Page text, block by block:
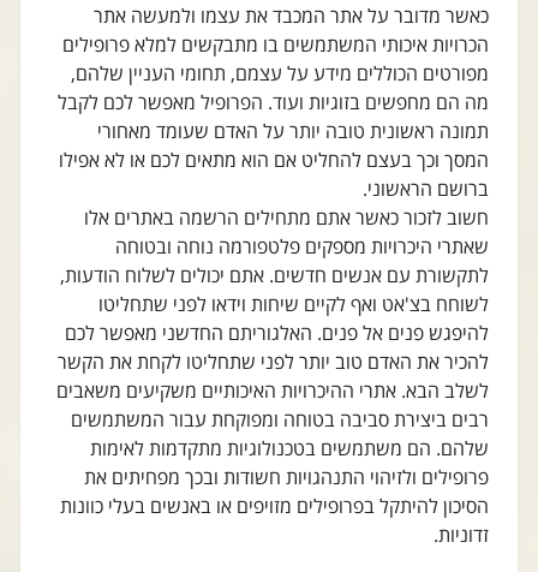
כאשר מדובר על אתר המכבד את עצמו ולמעשה אתר
הכרויות איכותי המשתמשים בו מתבקשים למלא פרופילים
מפורטים הכוללים מידע על עצמם, תחומי העניין שלהם,
מה הם מחפשים בזוגיות ועוד. הפרופיל מאפשר לכם לקבל
תמונה ראשונית טובה יותר על האדם שעומד מאחורי
המסך וכך בעצם להחליט אם הוא מתאים לכם או לא אפילו
ברושם הראשוני.
חשוב לזכור כאשר אתם מתחילים הרשמה באתרים אלו
שאתרי היכרויות מספקים פלטפורמה נוחה ובטוחה
לתקשורת עם אנשים חדשים. אתם יכולים לשלוח הודעות,
לשוחח בצ'אט ואף לקיים שיחות וידאו לפני שתחליטו
להיפגש פנים אל פנים. האלגוריתם החדשני מאפשר לכם
להכיר את האדם טוב יותר לפני שתחליטו לקחת את הקשר
לשלב הבא. אתרי ההיכרויות האיכותיים משקיעים משאבים
רבים ביצירת סביבה בטוחה ומפוקחת עבור המשתמשים
שלהם. הם משתמשים בטכנולוגיות מתקדמות לאימות
פרופילים ולזיהוי התנהגויות חשודות ובכך מפחיתים את
הסיכון להיתקל בפרופילים מזויפים או באנשים בעלי כוונות
זדוניות.